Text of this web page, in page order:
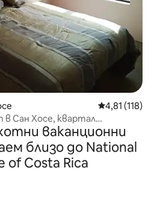
Средна
4,81 (118)
Сан Хосе, квартал
ваканционни
близо до National
of Costa Rica